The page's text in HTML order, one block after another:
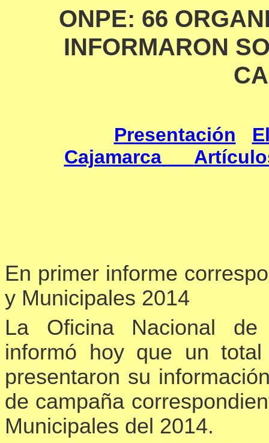
ONPE: 66
INFORMARON
Presentación
Cajamarca
En primer informe
y Municipales 2014
La Oficina Nacional de
informó hoy que un
presentaron su
de campaña
Municipales del 2014.